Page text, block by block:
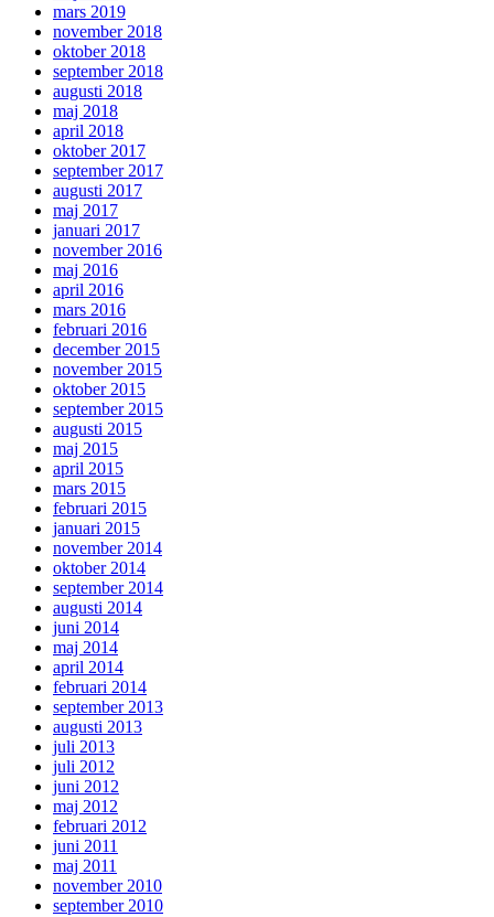
mars 2019
november 2018
oktober 2018
september 2018
augusti 2018
maj 2018
april 2018
oktober 2017
september 2017
augusti 2017
maj 2017
januari 2017
november 2016
maj 2016
april 2016
mars 2016
februari 2016
december 2015
november 2015
oktober 2015
september 2015
augusti 2015
maj 2015
april 2015
mars 2015
februari 2015
januari 2015
november 2014
oktober 2014
september 2014
augusti 2014
juni 2014
maj 2014
april 2014
februari 2014
september 2013
augusti 2013
juli 2013
juli 2012
juni 2012
maj 2012
februari 2012
juni 2011
maj 2011
november 2010
september 2010